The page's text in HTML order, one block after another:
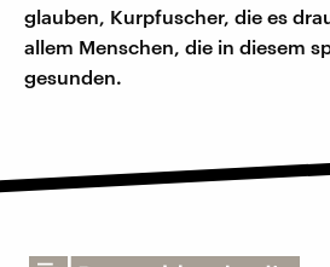
glauben, Kurpfuscher, die es
allem Menschen, die in diesem
gesunden.